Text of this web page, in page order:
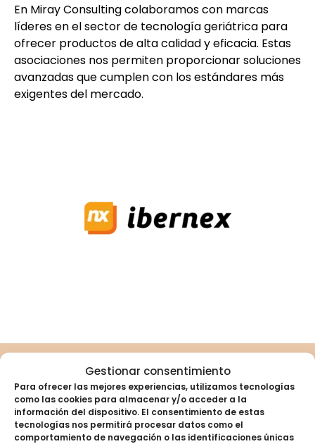
Gestionar consentimiento
Para ofrecer las mejores experiencias, utilizamos tecnologías
como las cookies para almacenar y/o acceder a la
información del dispositivo. El consentimiento de estas
tecnologías nos permitirá procesar datos como el
comportamiento de navegación o las identificaciones únicas
En Miray Consulting colaboramos con marcas
líderes en el sector de tecnología geriátrica para
ofrecer productos de alta calidad y eficacia. Estas
asociaciones nos permiten proporcionar soluciones
avanzadas que cumplen con los estándares más
exigentes del mercado.
Otros servicios
relacionados con las